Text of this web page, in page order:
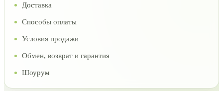
Доставка
Способы оплаты
Условия продажи
Обмен, возврат и гарантия
Шоурум